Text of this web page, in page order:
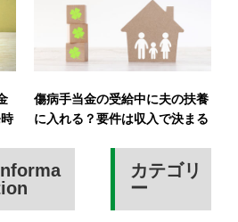
傷病手当金の受給中に夫の扶養
に入れる？要件は収入で決まる
カテゴリ
ー